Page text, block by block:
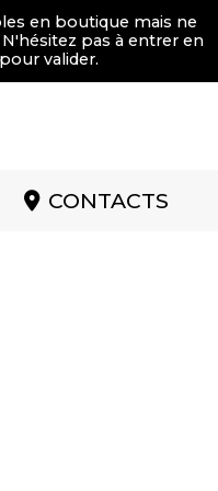
en boutique mais ne
pas à entrer en
valider.
CONTACTS